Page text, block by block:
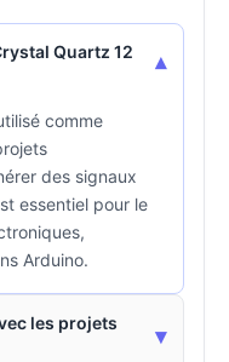
Quartz 12
▾
comme
des signaux
essentiel pour le
Arduino.
les projets
▾